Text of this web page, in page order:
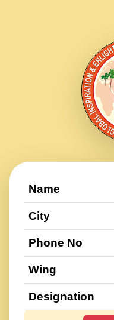
Name
City
Phone No
Wing
Designation